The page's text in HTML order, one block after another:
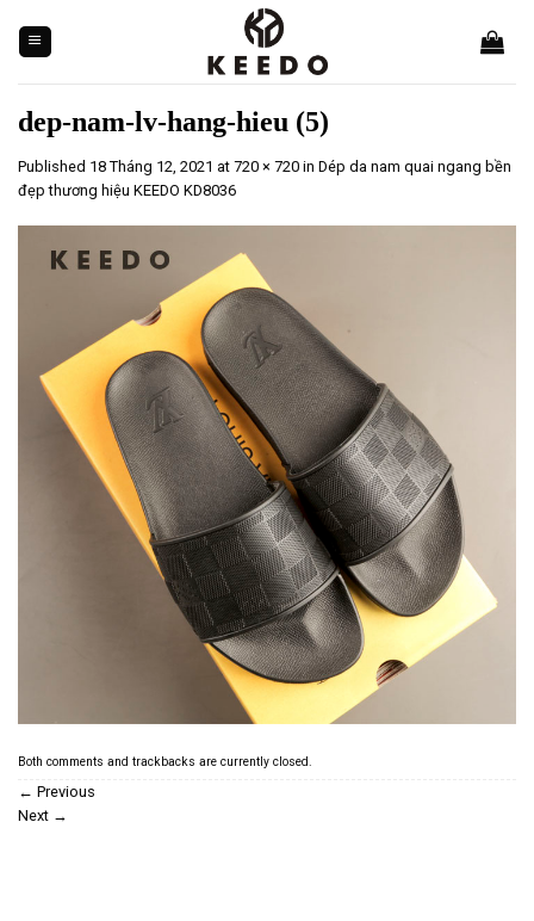
content
dep-nam-lv-hang-hieu (5)
Published 18 Tháng 12, 2021 at 720 × 720 in Dép da nam quai ngang bền
đẹp thương hiệu KEEDO KD8036
Both comments and trackbacks are currently closed.
← Previous
Next →